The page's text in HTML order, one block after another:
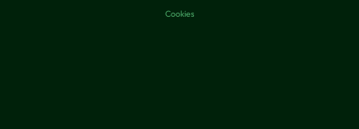
Cookies